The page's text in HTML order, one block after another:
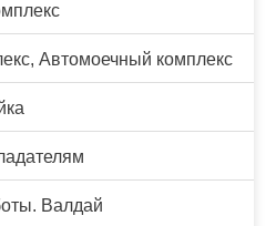
Автомоечный комплекс
Валдай